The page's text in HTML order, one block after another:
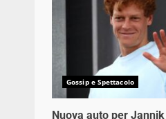
Gossip e Spettacolo
Nuova auto per